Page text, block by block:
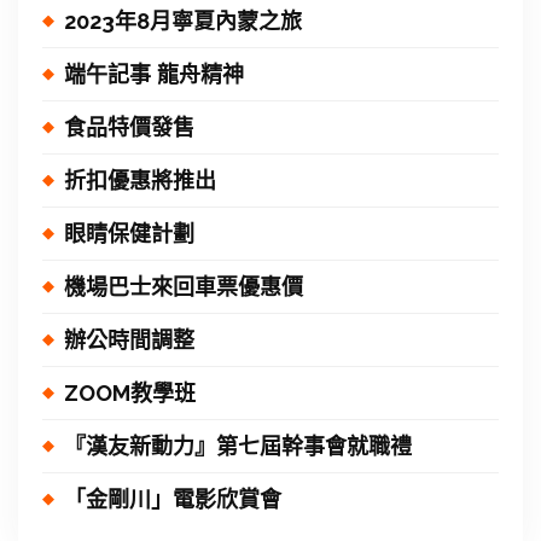
2023年8月寧夏內蒙之旅
端午記事 龍舟精神
食品特價發售
折扣優惠將推出
眼睛保健計劃
機場巴士來回車票優惠價
辦公時間調整
ZOOM教學班
『漢友新動力』第七屆幹事會就職禮
「金剛川」電影欣賞會